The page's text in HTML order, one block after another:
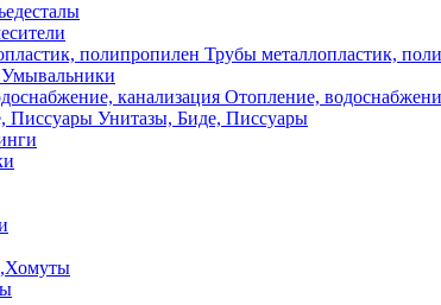
Трубы металлопластик,
Умывальники
Отопление,
Унитазы, Биде, Писсуары